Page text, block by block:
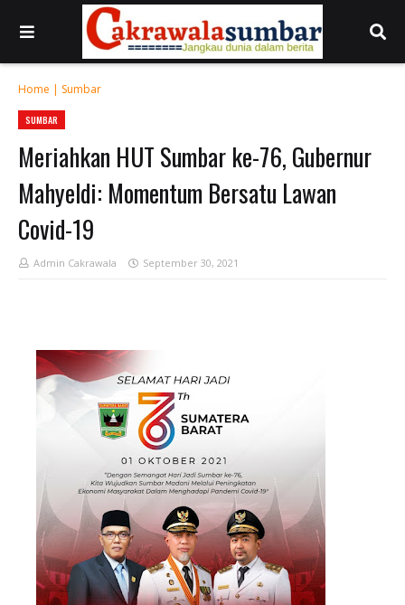
Home | Sumbar
SUMBAR
Meriahkan HUT Sumbar ke-76, Gubernur
Mahyeldi: Momentum Bersatu Lawan
Covid-19
Admin Cakrawala September 30, 2021